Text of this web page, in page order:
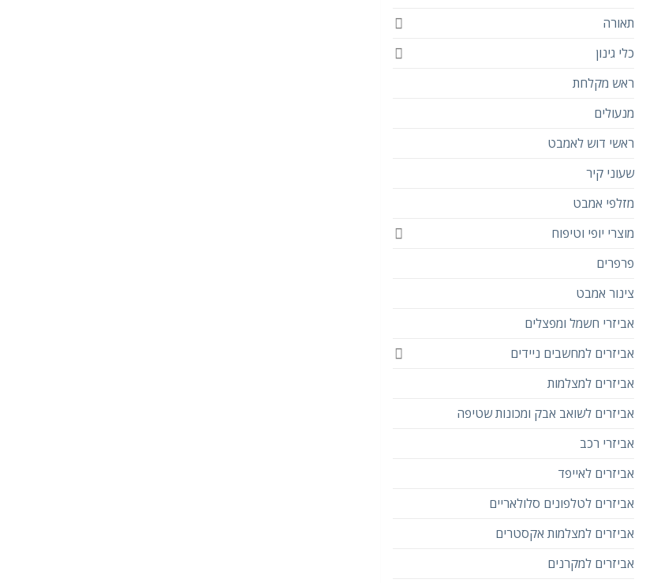
תאורה
כלי גינון
ראש מקלחת
מנעולים
ראשי דוש לאמבט
שעוני קיר
מזלפי אמבט
מוצרי יופי וטיפוח
פרפרים
צינור אמבט
אביזרי חשמל ומפצלים
אביזרים למחשבים ניידים
אביזרים למצלמות
אביזרים לשואב אבק ומכונות שטיפה
אביזרי רכב
אביזרים לאייפד
אביזרים לטלפונים סלולאריים
אביזרים למצלמות אקסטרים
אביזרים למקרנים